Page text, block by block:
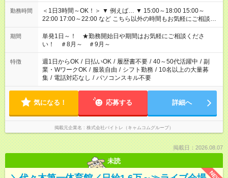
勤務時間
＜1日3時間～OK！＞ ▼ 例えば… ▼ 15:00～18:00 15:00～
22:00 17:00～22:00 など こちら以外の時間もお気軽にご相談く
ださい！
期間
単発1日～！ ★勤務開始日や期間はお気軽にご相談くださ
い！ ＃8月～ ＃9月～
特徴 週1日からOK / 日払いOK / 履歴書不要 / 40～50代活躍中 / 副
業・WワークOK / 服装自由 / シフト勤務 / 10名以上の大量募
集 / 電話対応なし / パソコンスキル不要
気になる！ 応募する 詳細へ
掲載元企業名 株式会社バイトレ（キャムコムグループ）
掲載日：2026.08.07
未読